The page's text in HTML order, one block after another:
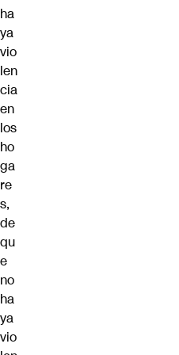
ha
ya
vio
len
cia
en
los
ho
ga
re
s,
de
qu
e
no
ha
ya
vio